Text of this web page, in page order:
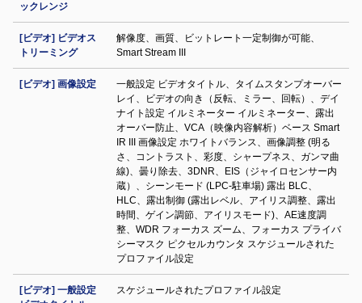
ックレンジ
[ビデオ] ビデオス
トリーミング
解像度、画質、ビットレート一定制御が可能、
Smart Stream III
[ビデオ] 画像設定
一般設定 ビデオタイトル、タイムスタンプオーバー
レイ、ビデオの向き（反転、ミラー、回転）、デイ
ナイト設定 イルミネーター イルミネーター、露出
オーバー防止、VCA（映像内容解析）ベース Smart
IR III 画像設定 ホワイトバランス、画像調整 (明る
さ、コントラスト、彩度、シャープネス、ガンマ曲
線)、曇り除去、3DNR、EIS（ジャイロセンサー内
蔵）、シーンモード (LPC-駐車場) 露出 BLC、
HLC、露出制御 (露出レベル、アイリス調整、露出
時間、ゲイン調節、アイリスモード)、AE速度調
整、WDR フォーカス ズーム、フォーカス プライバ
シーマスク ピクセルカウンタ スケジュールされた
プロファイル設定
[ビデオ] 一般設定
スケジュールされたプロファイル設定